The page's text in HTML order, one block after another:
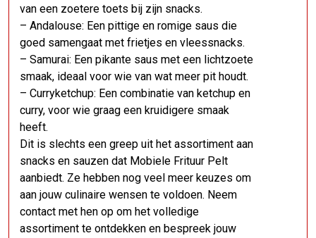
van een zoetere toets bij zijn snacks.
– Andalouse: Een pittige en romige saus die
goed samengaat met frietjes en vleessnacks.
– Samurai: Een pikante saus met een lichtzoete
smaak, ideaal voor wie van wat meer pit houdt.
– Curryketchup: Een combinatie van ketchup en
curry, voor wie graag een kruidigere smaak
heeft.
Dit is slechts een greep uit het assortiment aan
snacks en sauzen dat Mobiele Frituur Pelt
aanbiedt. Ze hebben nog veel meer keuzes om
aan jouw culinaire wensen te voldoen. Neem
contact met hen op om het volledige
assortiment te ontdekken en bespreek jouw